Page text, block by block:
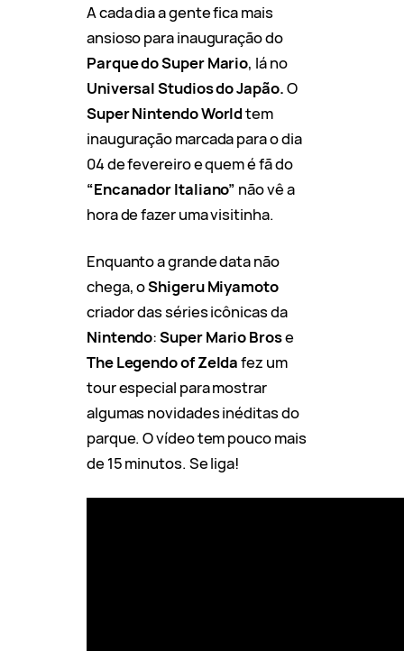
A cada dia a gente fica mais
ansioso para inauguração do
Parque do Super Mario, lá no
Universal Studios do Japão.O
Super Nintendo Worldtem
inauguração marcada para o dia
04 de fevereiro e quem é fã do
“Encanador Italiano” não vê a
hora de fazer uma visitinha.
Enquanto a grande data não
chega, oShigeru Miyamoto
criador das séries icônicas da
Nintendo:Super Mario Brose
The Legendo of Zeldafez um
tour especial para mostrar
algumas novidades inéditas do
parque. O vídeo tem pouco mais
de 15 minutos. Se liga!